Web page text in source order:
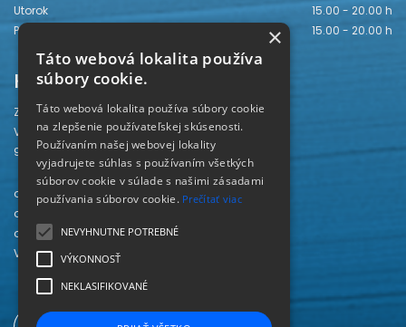
Utorok
15.00 - 20.00 h
Piatok
15.00 - 20.00 h
Kontakt
Záhorská knižnica
Vajanského 28
905 01 Senica
odd. beletrie 034/654 3780
odd. odbornej literatúry 034/651 2710
odd. pre deti a mládež 034/654 6519
Viac kontaktov nájdete
×
Táto webová lokalita používa
súbory cookie.
Táto webová lokalita používa súbory cookie
na zlepšenie používateľskej skúsenosti.
Používaním našej webovej lokality
vyjadrujete súhlas s používaním všetkých
súborov cookie v súlade s našimi zásadami
používania súborov cookie. Prečítať viac
NEVYHNUTNE POTREBNÉ
VÝKONNOSŤ
NEKLASIFIKOVANÉ